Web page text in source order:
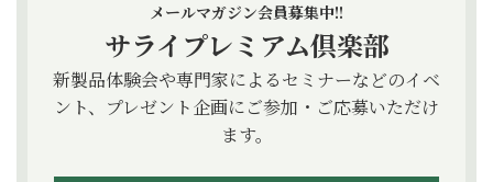
メールマガジン会員募集中!!
サライプレミアム倶楽部
新製品体験会や専門家によるセミナーなどのイベ
ント、プレゼント企画にご参加・ご応募いただけ
ます。